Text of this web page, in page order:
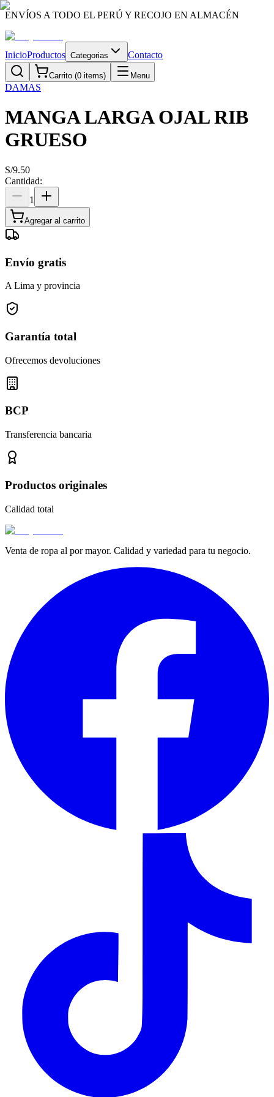
ENVÍOS A TODO EL PERÚ Y RECOJO EN ALMACÉN
InicioProductos Categorias Contacto
Carrito (0 items) Menu
DAMAS
MANGA LARGA OJAL RIB
GRUESO
S/9.50
Cantidad:
1
Agregar al carrito
Envío gratis
A Lima y provincia
Garantía total
Ofrecemos devoluciones
BCP
Transferencia bancaria
Productos originales
Calidad total
Venta de ropa al por mayor. Calidad y variedad para tu negocio.